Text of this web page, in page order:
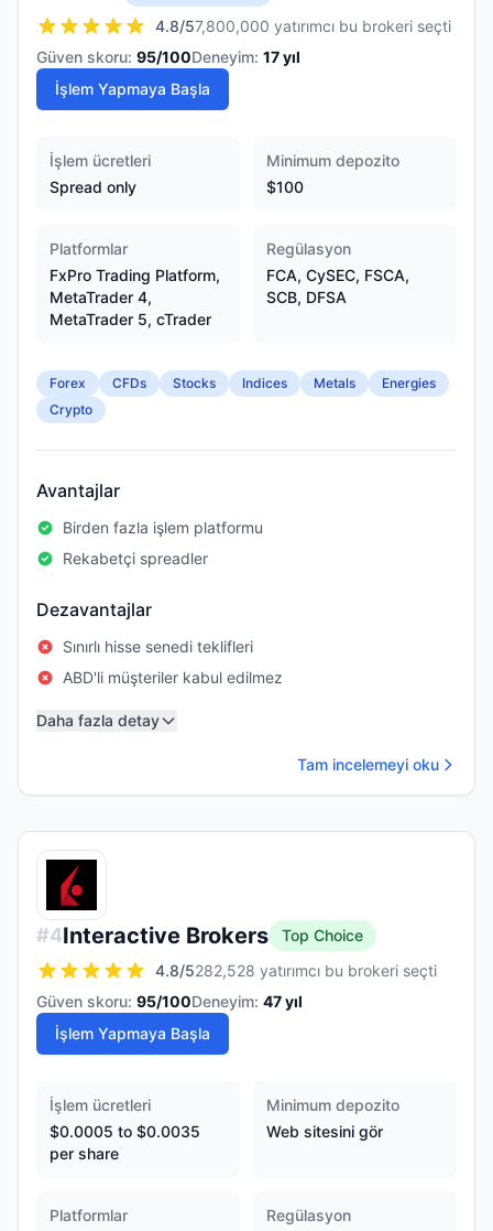
4.8/57,800,000 yatırımcı bu brokeri seçti
Güven skoru: 95/100Deneyim: 17yıl
İşlem Yapmaya Başla
İşlem ücretleri
Spread only
Minimum depozito
$100
Platformlar
FxPro Trading Platform,
MetaTrader 4,
MetaTrader 5, cTrader
Regülasyon
FCA, CySEC, FSCA,
SCB, DFSA
Forex CFDs Stocks Indices Metals
Energies
Crypto
Avantajlar
Birden fazla işlem platformu
Rekabetçi spreadler
Dezavantajlar
Sınırlı hisse senedi teklifleri
ABD'li müşteriler kabul edilmez
Daha fazla detay
Tam incelemeyi oku
#4Interactive Brokers
Top Choice
4.8/5282,528 yatırımcı bu brokeri seçti
Güven skoru: 95/100Deneyim: 47yıl
İşlem Yapmaya Başla
İşlem ücretleri
$0.0005 to $0.0035
per share
Minimum depozito
Web sitesini gör
Platformlar
Regülasyon